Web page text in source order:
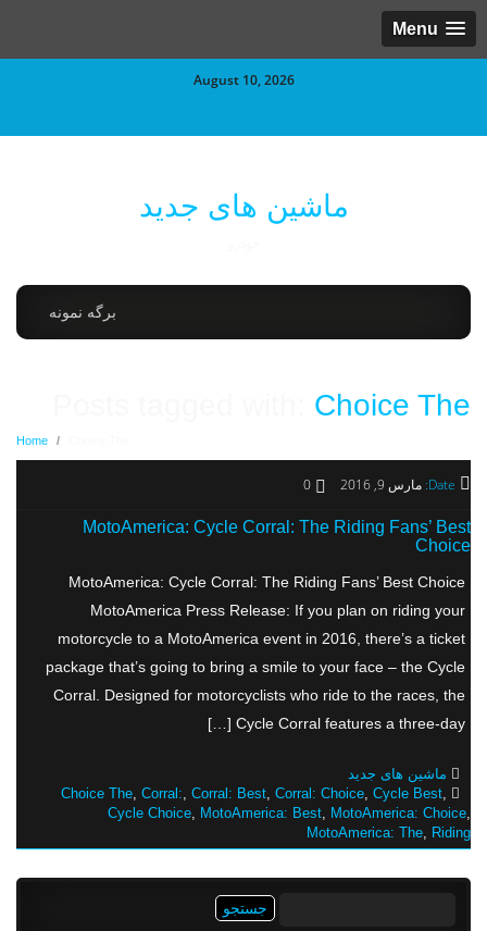
Menu
August 10, 2026
ماشین های جدید
برگه نمونه
Posts tagged with:Choice The
Home
Date: مارس 9, 2016 0
MotoAmerica: Cycle Corral: The Riding Fans’ Best
Choice
MotoAmerica: Cycle Corral: The Riding Fans’ Best Choice
MotoAmerica Press Release: If you plan on riding your
motorcycle to a MotoAmerica event in 2016, there’s a ticket
package that’s going to bring a smile to your face – the Cycle
Corral. Designed for motorcyclists who ride to the races, the
Cycle Corral features a three-day […]
ماشین های جدید
Choice The,Corral:,Corral: Best,Corral: Choice,Cycle Best
Cycle Choice,MotoAmerica: Best,MotoAmerica: Choice
MotoAmerica: The,Riding